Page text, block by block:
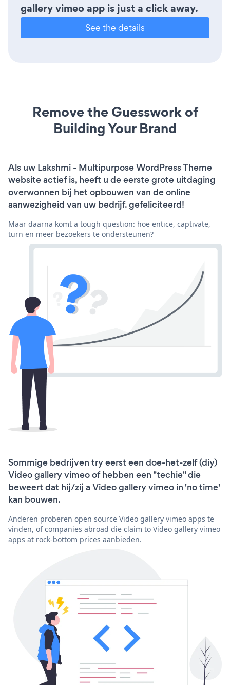
gallery vimeo app is just a click away.
See the details
Remove the Guesswork of
Building Your Brand
Als uw Lakshmi - Multipurpose WordPress Theme
website actief is, heeft u de eerste grote uitdaging
overwonnen bij het opbouwen van de online
aanwezigheid van uw bedrijf. gefeliciteerd!
Maar daarna komt a tough question: hoe entice, captivate,
turn en meer bezoekers te ondersteunen?
Sommige bedrijven try eerst een doe-het-zelf (diy)
Video gallery vimeo of hebben een "techie" die
beweert dat hij/zij a Video gallery vimeo in 'no time'
kan bouwen.
Anderen proberen open source Video gallery vimeo apps te
vinden, of companies abroad die claim to Video gallery vimeo
apps at rock-bottom prices aanbieden.